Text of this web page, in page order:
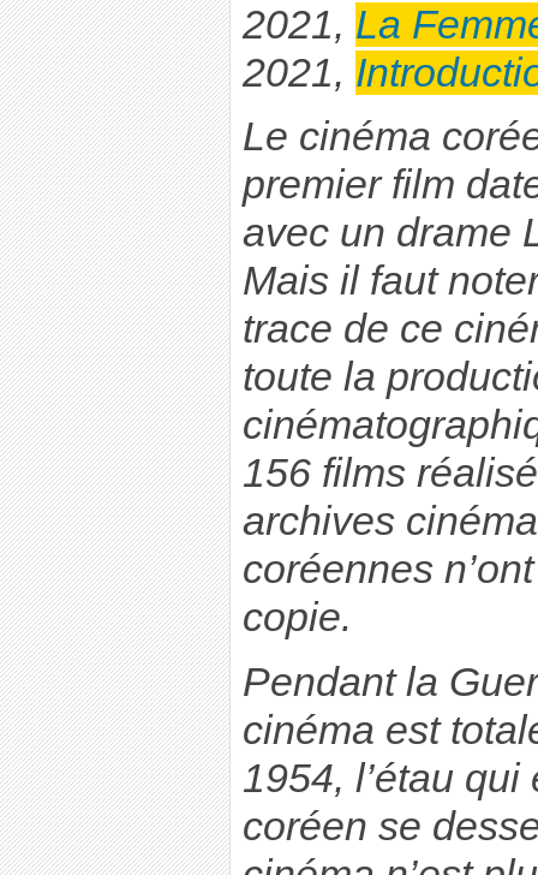
2021, La
2021,
Le cinéma
premier film
avec un drame
Mais il faut
trace de ce
toute la
156 films
archives
coréennes
copie.
Pendant la
cinéma est
1954, l’étau
coréen se